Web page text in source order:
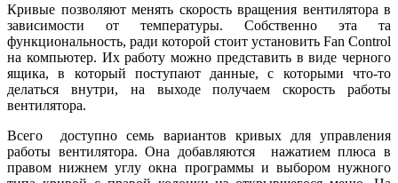
Кривые позволяют менять скорость вращения вентилятора в
зависимости от температуры. Собственно эта та
функциональность, ради которой стоит установить Fan Control
на компьютер. Их работу можно представить в виде черного
ящика, в который поступают данные, с которыми что-то
делаться внутри, на выходе получаем скорость работы
вентилятора.
Всего доступно семь вариантов кривых для управления
работы вентилятора. Она добавляются нажатием плюса в
правом нижнем углу окна программы и выбором нужного